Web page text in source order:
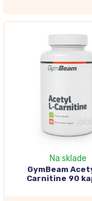
Na sklade
GymBeam
Carnitine 90